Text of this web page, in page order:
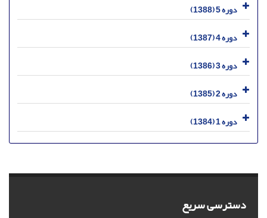
دوره 5 (1388)
دوره 4 (1387)
دوره 3 (1386)
دوره 2 (1385)
دوره 1 (1384)
دسترسی سریع